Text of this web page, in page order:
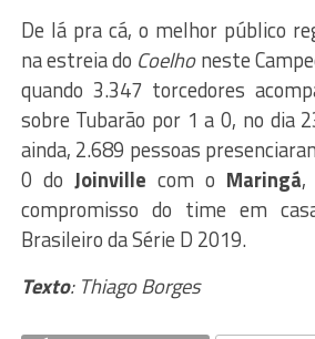
De lá pra cá, o melhor público
na estreia do Coelhoneste
quando 3.347 torcedores
sobre Tubarão por 1 a 0, no dia
ainda, 2.689 pessoas
0 do Joinville com o Maringá,
compromisso do time em
Brasileiro da Série D 2019.
Texto: Thiago Borges